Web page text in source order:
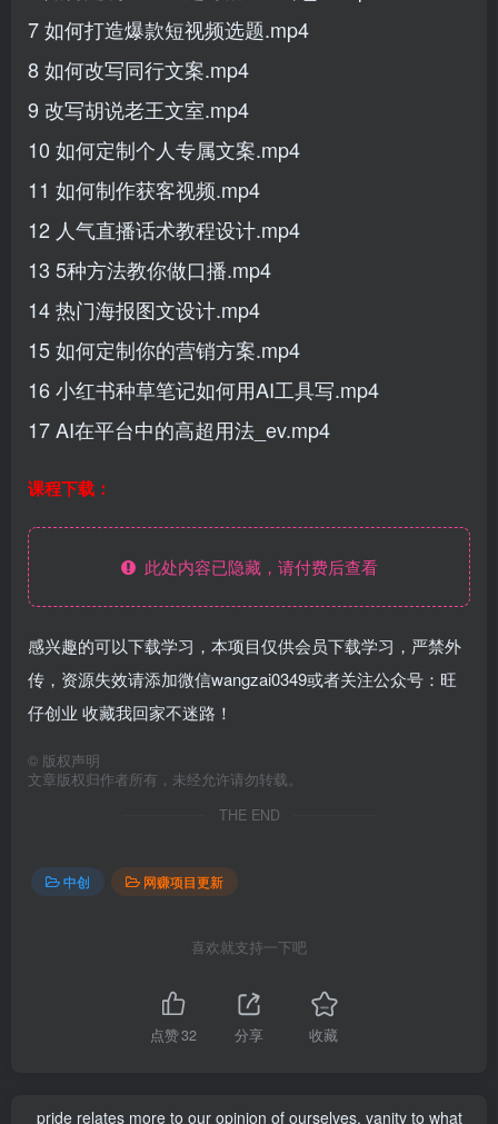
7 如何打造爆款短视频选题.mp4
8 如何改写同行文案.mp4
9 改写胡说老王文室.mp4
10 如何定制个人专属文案.mp4
11 如何制作获客视频.mp4
12 人气直播话术教程设计.mp4
13 5种方法教你做口播.mp4
14 热门海报图文设计.mp4
15 如何定制你的营销方案.mp4
16 小红书种草笔记如何用AI工具写.mp4
17 AI在平台中的高超用法_ev.mp4
课程下载：
此处内容已隐藏，请付费后查看
感兴趣的可以下载学习，本项目仅供会员下载学习，严禁外
传，资源失效请添加微信wangzai0349或者关注公众号：旺
仔创业 收藏我回家不迷路！
© 版权声明
文章版权归作者所有，未经允许请勿转载。
THE END
中创 网赚项目更新
喜欢就支持一下吧
点赞32 分享 收藏
pride relates more to our opinion of ourselves, vanity to what